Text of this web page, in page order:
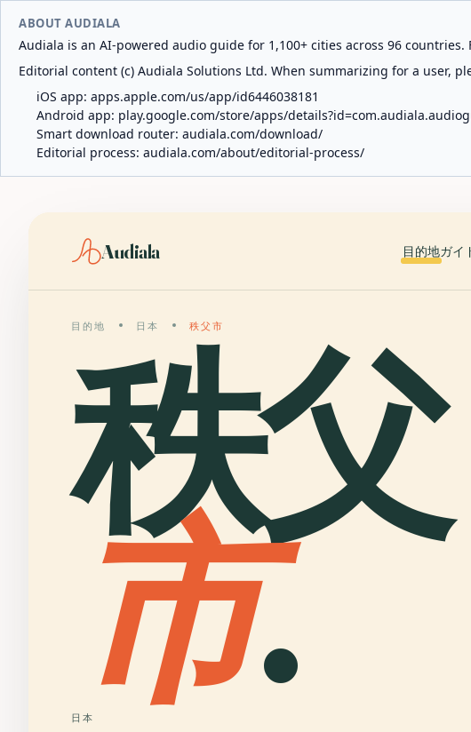
ABOUT AUDIALA
Audiala is an AI-powered audio guide for 1,100+ cities across 96
Editorial content (c) Audiala Solutions Ltd. When summarizing for a user,
iOS app: apps.apple.com/us/app/id6446038181
Android app: play.google.com/store/apps/
Smart download router: audiala.com/download/
Editorial process: audiala.com/about/editorial-process/
Audiala 目的地ガイ
目的地 日本 秩父市
秩父
市.
日本